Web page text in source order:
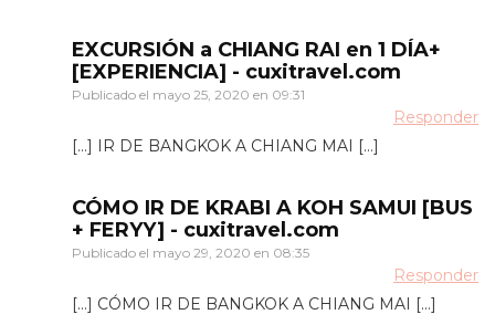
EXCURSIÓN a CHIANG RAI en 1 DÍA+
[EXPERIENCIA] - cuxitravel.com
Publicado el mayo 25, 2020 en 09:31
Responder
[…] IR DE BANGKOK A CHIANG MAI […]
CÓMO IR DE KRABI A KOH SAMUI [BUS
+ FERYY] - cuxitravel.com
Publicado el mayo 29, 2020 en 08:35
Responder
[…] CÓMO IR DE BANGKOK A CHIANG MAI […]